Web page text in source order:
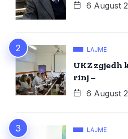
6 August
LAJME
UKZ
rinj –
6 August
LAJME